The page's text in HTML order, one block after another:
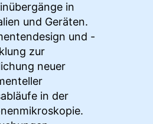
in
und Geräten.
und -
zur
neuer
in der